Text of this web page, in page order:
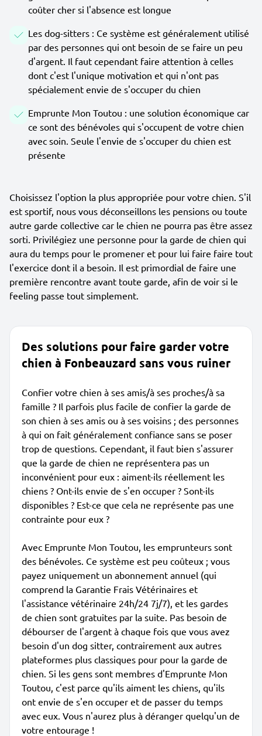
coûter cher si l'absence est longue
Les dog-sitters : Ce système est généralement utilisé
par des personnes qui ont besoin de se faire un peu
d'argent. Il faut cependant faire attention à celles
dont c'est l'unique motivation et qui n'ont pas
spécialement envie de s'occuper du chien
Emprunte Mon Toutou : une solution économique car
ce sont des bénévoles qui s'occupent de votre chien
avec soin. Seule l'envie de s'occuper du chien est
présente
Choisissez l'option la plus appropriée pour votre chien. S'il
est sportif, nous vous déconseillons les pensions ou toute
autre garde collective car le chien ne pourra pas être assez
sorti. Privilégiez une personne pour la garde de chien qui
aura du temps pour le promener et pour lui faire faire tout
l'exercice dont il a besoin. Il est primordial de faire une
première rencontre avant toute garde, afin de voir si le
feeling passe tout simplement.
Des solutions pour faire garder votre
chien à Fonbeauzard sans vous ruiner
Confier votre chien à ses amis/à ses proches/à sa
famille ? Il parfois plus facile de confier la garde de
son chien à ses amis ou à ses voisins ; des personnes
à qui on fait généralement confiance sans se poser
trop de questions. Cependant, il faut bien s'assurer
que la garde de chien ne représentera pas un
inconvénient pour eux : aiment-ils réellement les
chiens ? Ont-ils envie de s'en occuper ? Sont-ils
disponibles ? Est-ce que cela ne représente pas une
contrainte pour eux ?
Avec Emprunte Mon Toutou, les emprunteurs sont
des bénévoles. Ce système est peu coûteux ; vous
payez uniquement un abonnement annuel (qui
comprend la Garantie Frais Vétérinaires et
l'assistance vétérinaire 24h/24 7j/7), et les gardes
de chien sont gratuites par la suite. Pas besoin de
débourser de l'argent à chaque fois que vous avez
besoin d'un dog sitter, contrairement aux autres
plateformes plus classiques pour pour la garde de
chien. Si les gens sont membres d'Emprunte Mon
Toutou, c'est parce qu'ils aiment les chiens, qu'ils
ont envie de s'en occuper et de passer du temps
avec eux. Vous n'aurez plus à déranger quelqu'un de
votre entourage !